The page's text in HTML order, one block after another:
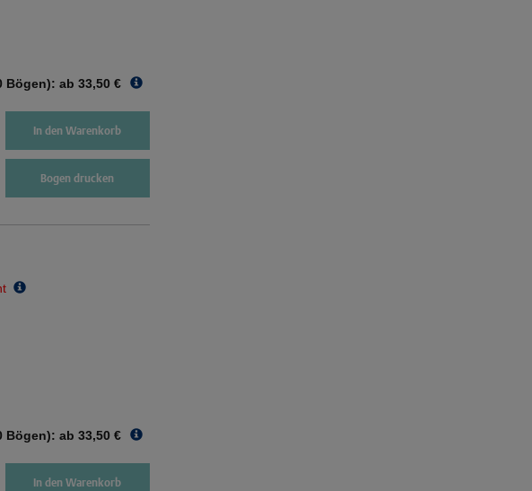
Bögen): ab 33,50 €
In den Warenkorb
Bogen drucken
Bögen): ab 33,50 €
In den Warenkorb